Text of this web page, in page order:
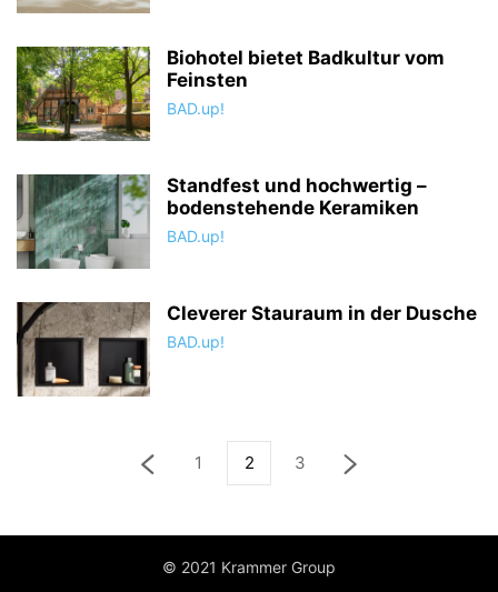
Biohotel bietet Badkultur vom
Feinsten
BAD.up!
Standfest und hochwertig –
bodenstehende Keramiken
BAD.up!
Cleverer Stauraum in der Dusche
BAD.up!
1 2 3
© 2021 Krammer Group